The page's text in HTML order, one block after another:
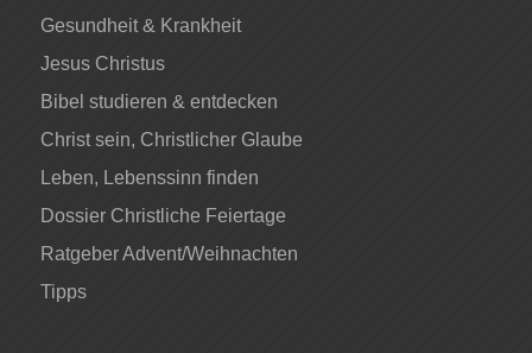
Gesundheit & Krankheit
Jesus Christus
Bibel studieren & entdecken
Christ sein, Christlicher Glaube
Leben, Lebenssinn finden
Dossier Christliche Feiertage
Ratgeber Advent/Weihnachten
Tipps